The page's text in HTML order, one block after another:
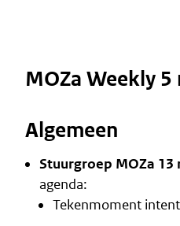
MOZa Weekly
Algemeen
Stuurgroep MOZa 13
agenda:
Tekenmoment